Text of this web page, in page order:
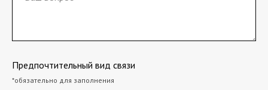
Предпочтительный вид связи
*обязательно для заполнения